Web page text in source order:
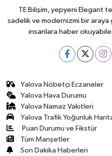
TE Bilişim, yepyeni Elegant
sadelik ve modernizmi bir araya
insanlara haber
Yalova Nöbetçi Eczaneler
Yalova Hava Durumu
Yalova Namaz Vakitleri
Yalova Trafik Yoğunluk
Puan Durumu ve Fikstür
Tüm Manşetler
Son Dakika Haberleri